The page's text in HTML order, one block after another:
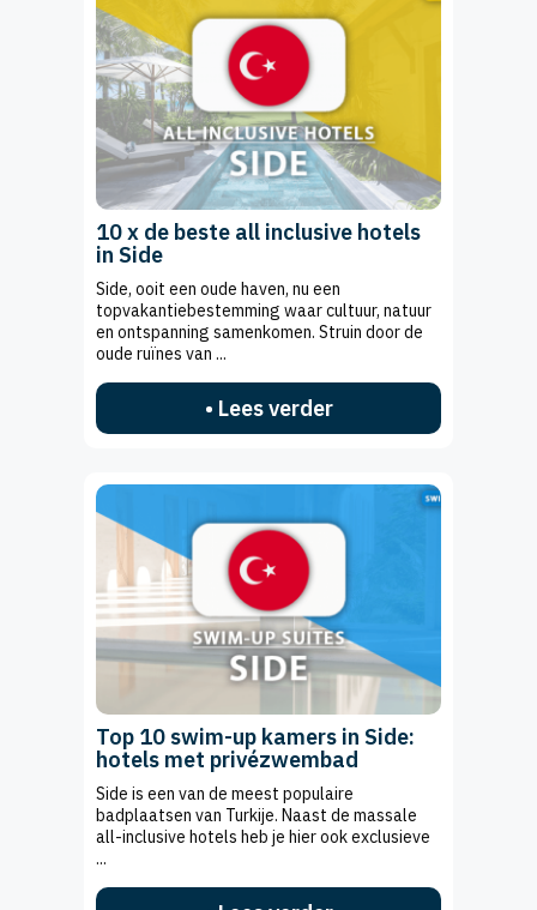
10 x de beste all inclusive hotels
in Side
Side, ooit een oude haven, nu een
topvakantiebestemming waar cultuur, natuur
en ontspanning samenkomen. Struin door de
oude ruïnes van ...
• Lees verder
Top 10 swim-up kamers in Side:
hotels met privézwembad
Side is een van de meest populaire
badplaatsen van Turkije. Naast de massale
all-inclusive hotels heb je hier ook exclusieve
...